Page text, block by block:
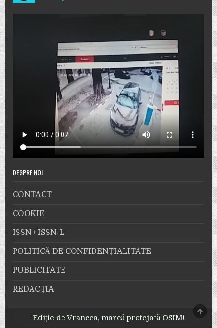
DESPRE NOI
CONTACT
COOKIE
ISSN / ISSN-L
POLITICĂ DE CONFIDENȚIALITATE
PUBLICITATE
REDACȚIA
Ediție de Vrancea, marcă protejată OSIM!
TOP